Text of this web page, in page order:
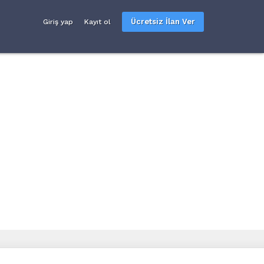
Giriş yap Kayıt ol Ücretsiz İlan Ver